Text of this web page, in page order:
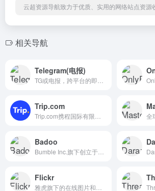
云超资源导航致力于优质、实用的网络站点资源
相关导航
Telegram(电报)
Trip.com
Badoo
Flickr